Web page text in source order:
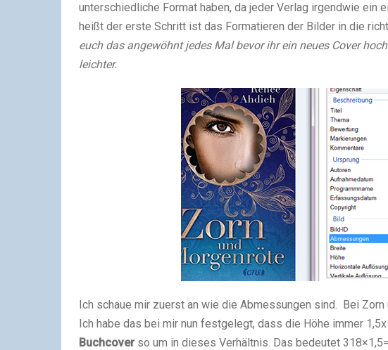
unterschiedliche Format haben, da jeder Verlag irgendwie ein
heißt der erste Schritt ist das Formatieren der Bilder in die
euch das angewöhnt jedes Mal bevor ihr ein neues Cover
leichter.
Ich schaue mir zuerst an wie die Abmessungen sind. Bei
Ich habe das bei mir nun festgelegt, dass die Höhe immer
Buchcover so um in dieses Verhältnis. Das bedeutet